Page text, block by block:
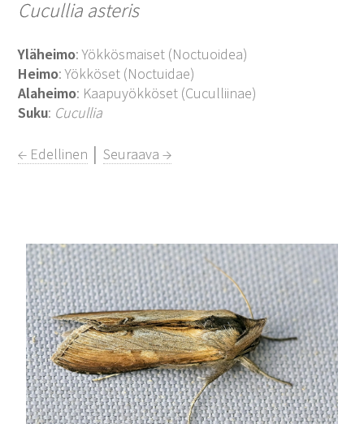
Cucullia asteris
Yläheimo: Yökkösmaiset (Noctuoidea)
Heimo: Yökköset (Noctuidae)
Alaheimo: Kaapuyökköset (Cuculliinae)
Suku: Cucullia
← Edellinen │Seuraava →